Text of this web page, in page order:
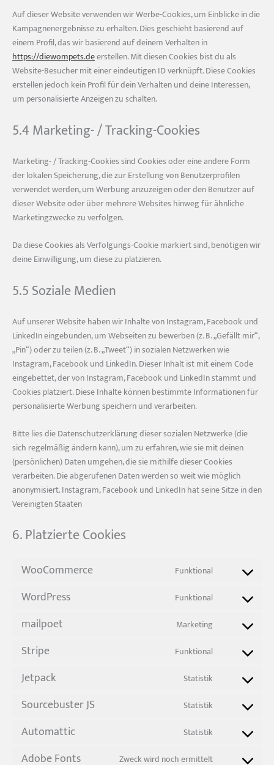
Auf dieser Website verwenden wir Werbe-Cookies, um Einblicke in die
Kampagnenergebnisse zu erhalten. Dies geschieht basierend auf
einem Profil, das wir basierend auf deinem Verhalten in
https://diewompets.deerstellen. Mit diesen Cookies bist du als
Website-Besucher mit einer eindeutigen ID verknüpft. Diese Cookies
erstellen jedoch kein Profil für dein Verhalten und deine Interessen,
um personalisierte Anzeigen zu schalten.
5.4 Marketing- / Tracking-Cookies
Marketing- / Tracking-Cookies sind Cookies oder eine andere Form
der lokalen Speicherung, die zur Erstellung von Benutzerprofilen
verwendet werden, um Werbung anzuzeigen oder den Benutzer auf
dieser Website oder über mehrere Websites hinweg für ähnliche
Marketingzwecke zu verfolgen.
Da diese Cookies als Verfolgungs-Cookie markiert sind, benötigen wir
deine Einwilligung, um diese zu platzieren.
5.5 Soziale Medien
Auf unserer Website haben wir Inhalte von Instagram, Facebook und
LinkedIn eingebunden, um Webseiten zu bewerben (z. B. „Gefällt mir“,
„Pin“) oder zu teilen (z. B. „Tweet“) in sozialen Netzwerken wie
Instagram, Facebook und LinkedIn. Dieser Inhalt ist mit einem Code
eingebettet, der von Instagram, Facebook und LinkedIn stammt und
Cookies platziert. Diese Inhalte können bestimmte Informationen für
personalisierte Werbung speichern und verarbeiten.
Bitte lies die Datenschutzerklärung dieser sozialen Netzwerke (die
sich regelmäßig ändern kann), um zu erfahren, wie sie mit deinen
(persönlichen) Daten umgehen, die sie mithilfe dieser Cookies
verarbeiten. Die abgerufenen Daten werden so weit wie möglich
anonymisiert. Instagram, Facebook und LinkedIn hat seine Sitze in den
Vereinigten Staaten
6. Platzierte Cookies
WooCommerce Funktional
Consent
service
WordPress Funktional
Consent
service
mailpoet Marketing
Consent
service
Stripe Funktional
Consent
service
Jetpack Statistik
Consent
service
Sourcebuster JS Statistik
Consent
service
Automattic Statistik
Consent
service
Adobe Fonts Zweck wird noch ermittelt